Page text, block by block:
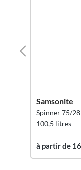
Samsonite
Spinner 75/
100,5 litres
à partir de